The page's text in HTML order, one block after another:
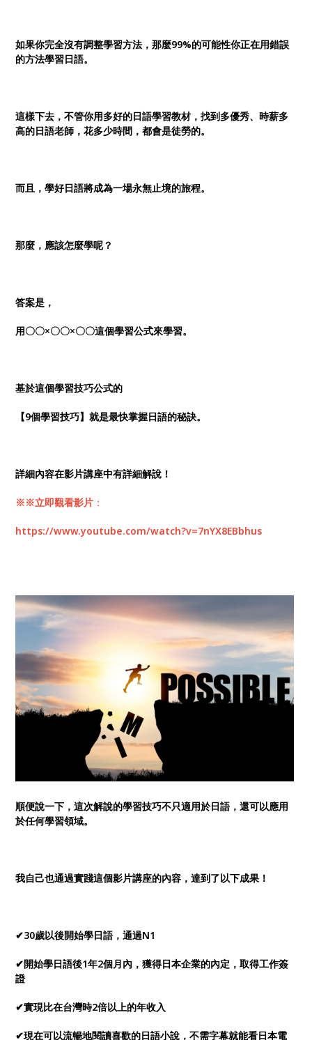
如果你完全沒有調整學習方法，那麼99%的可能性你正在用錯誤
的方法學習日語。
這樣下去，不管你用多好的日語學習教材，找到多優秀、時薪多
高的日語老師，花多少時間，都會是徒勞的。
而且，學好日語將成為一場永無止境的旅程。
那麼，應該怎麼學呢？
答案是，
用〇〇×〇〇×〇〇這個學習公式來學習。
基於這個學習技巧公式的
【9個學習技巧】就是最快掌握日語的秘訣。
詳細內容在影片講座中有詳細解說！
※※立即觀看影片 ：
https://www.youtube.com/watch?v=7nYX8EBbhus
順便說一下，這次解說的學習技巧不只適用於日語，還可以應用
於任何學習領域。
我自己也通過實踐這個影片講座的內容，達到了以下成果！
✔30歲以後開始學日語，通過N1
✔開始學日語後1年2個月內，獲得日本企業的內定，取得工作簽
證
✔實現比在台灣時2倍以上的年收入
✔現在可以流暢地閱讀喜歡的日語小說，不需字幕就能看日本電